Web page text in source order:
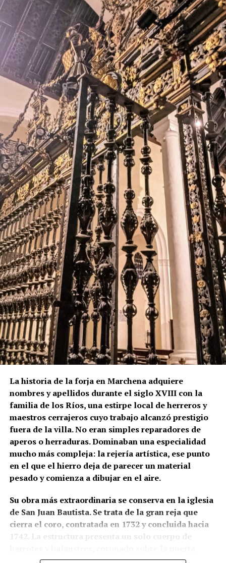
La historia de la forja en Marchena adquiere
nombres y apellidos durante el siglo XVIII con la
familia de los Ríos, una estirpe local de herreros y
maestros cerrajeros cuyo trabajo alcanzó prestigio
fuera de la villa. No eran simples reparadores de
aperos o herraduras. Dominaban una especialidad
mucho más compleja: la rejería artística, ese punto
en el que el hierro deja de parecer un material
pesado y comienza a dibujar en el aire.
Su obra más extraordinaria se conserva en la iglesia
de San Juan Bautista. Se trata de la gran reja que
cierra el coro, contratada en 1732 y concluida hacia
1742. La estructura presenta un solo cuerpo de
central por un gran remate ornamental. En lo alto